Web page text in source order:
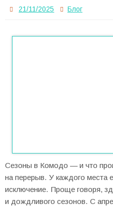
21/11/2025 Блог
Сезоны в Комодо — и что
на перерыв. У каждого места
исключение. Проще говоря,
и дождливого сезонов. С